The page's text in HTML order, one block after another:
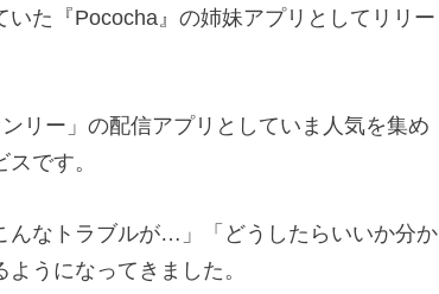
た『Pococha』の姉妹アプリとしてリリー
リー」の配信アプリとしていま人気を集め
です。
んなトラブルが…」「どうしたらいいか分か
うになってきました。